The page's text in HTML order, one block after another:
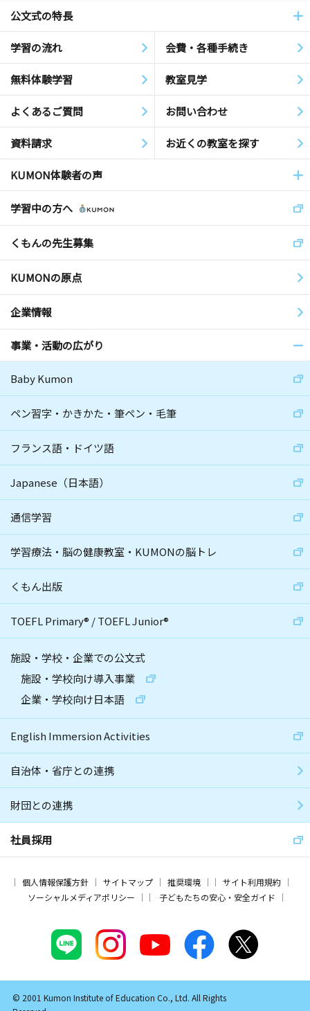
公文式の特長
学習の流れ 会費・各種手続き
無料体験学習 教室見学
よくあるご質問 お問い合わせ
資料請求 お近くの教室を探す
KUMON体験者の声
学習中の方へ
くもんの先生募集
KUMONの原点
企業情報
事業・活動の広がり
Baby Kumon
ペン習字・かきかた・筆ペン・毛筆
フランス語・ドイツ語
Japanese（日本語）
通信学習
学習療法・脳の健康教室・KUMONの脳トレ
くもん出版
TOEFL Primary® /TOEFL Junior®
施設・学校・企業での公文式
施設・学校向け導入事業
企業・学校向け日本語
English Immersion Activities
自治体・省庁との連携
財団との連携
社員採用
個人情報保護方針 サイトマップ 推奨環境
サイト利用規約
ソーシャルメディアポリシー
子どもたちの安心・安全ガイド
© 2001 Kumon Institute of Education Co., Ltd. All Rights